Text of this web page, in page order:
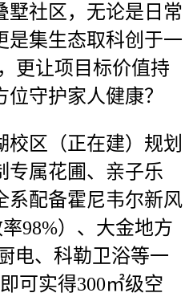
墅社区，无论是日常
是集生态取科创于一
更让项目标价值持
守护家人健康？
区（正在建）规划
专属花圃、亲子乐
系配备霍尼韦尔新风
98%）、大金地方
电、科勒卫浴等一
可实得300㎡级空